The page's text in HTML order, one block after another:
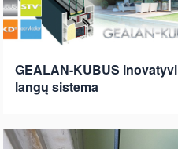
GEALAN-KUBUS inovatyvi
langų sistema